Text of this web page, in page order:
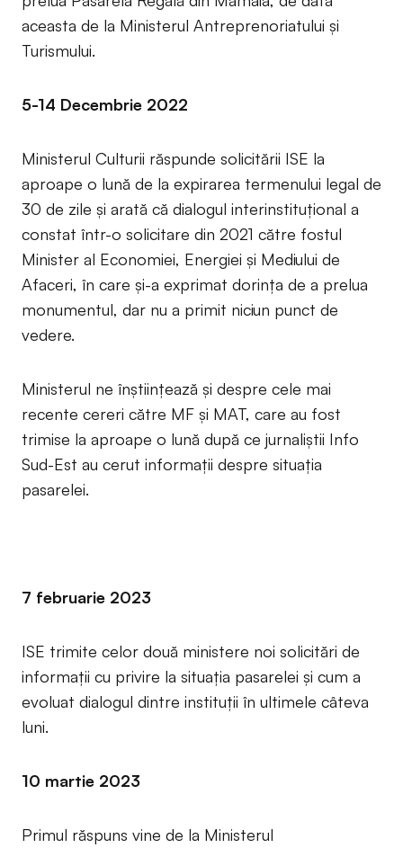
aceasta de la Ministerul Antreprenoriatului și
Turismului.
5-14 Decembrie 2022
Ministerul Culturii răspunde solicitării ISE la
aproape o lună de la expirarea termenului legal de
30 de zile și arată că dialogul interinstituțional a
constat într-o solicitare din 2021 către fostul
Minister al Economiei, Energiei și Mediului de
Afaceri, în care și-a exprimat dorința de a prelua
monumentul, dar nu a primit niciun punct de
vedere.
Ministerul ne înștiințează și despre cele mai
recente cereri către MF și MAT, care au fost
trimise la aproape o lună după ce jurnaliștii Info
Sud-Est au cerut informații despre situația
pasarelei.
7 februarie 2023
ISE trimite celor două ministere noi solicitări de
informații cu privire la situația pasarelei și cum a
evoluat dialogul dintre instituții în ultimele câteva
luni.
10 martie 2023
Primul răspuns vine de la Ministerul